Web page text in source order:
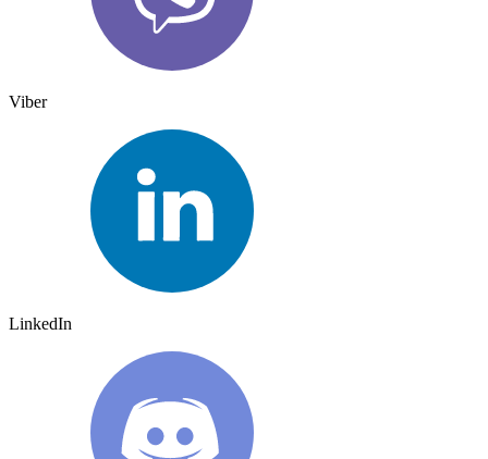
Viber
LinkedIn